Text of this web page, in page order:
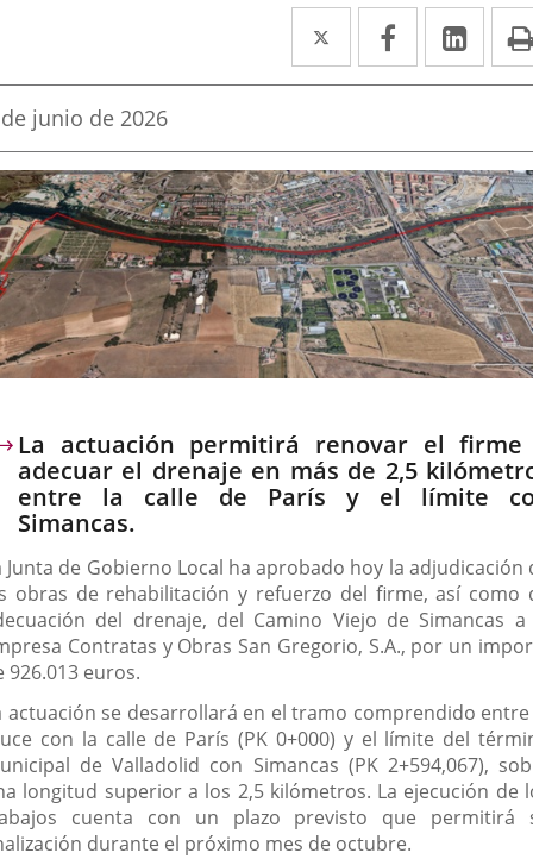
Twitter
Enlace
a
aplicación
externa.
Facebook
Enlace
a
aplicación
externa.
a
junio de 2026
La actuación permitirá renovar el
adecuar el drenaje en más de 2,5
entre la calle de París y el límite
Simancas.
Junta de Gobierno Local ha aprobado hoy la adjudicación
obras de rehabilitación y refuerzo del firme, así como
del drenaje, del Camino Viejo de Simancas a
Contratas y Obras San Gregorio, S.A., por un
926.013 euros.
actuación se desarrollará en el tramo comprendido
con la calle de París (PK 0+000) y el límite del
de Valladolid con Simancas (PK 2+594,067),
longitud superior a los 2,5 kilómetros. La ejecución de
cuenta con un plazo previsto que permitirá
durante el próximo mes de octubre.